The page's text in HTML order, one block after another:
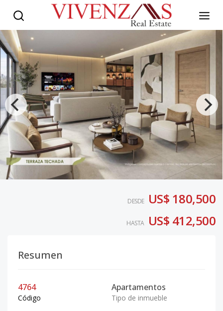
DESDE US$ 180,500
HASTA US$ 412,500
Resumen
4764
Código
Apartamentos
Tipo de inmueble